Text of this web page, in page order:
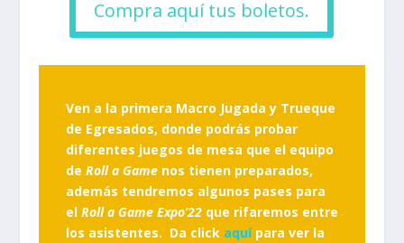
Compra aquí tus boletos.
Ven a la primera Macro Jugada y Trueque
de Egresados, donde podrás probar
diferentes juegos de mesa que el equipo
de Roll a Gamenos tienen preparados,
además tendremos algunos pases para
elRoll a Game Expo’22que rifaremos entre
los asistentes. Da click aquípara ver la